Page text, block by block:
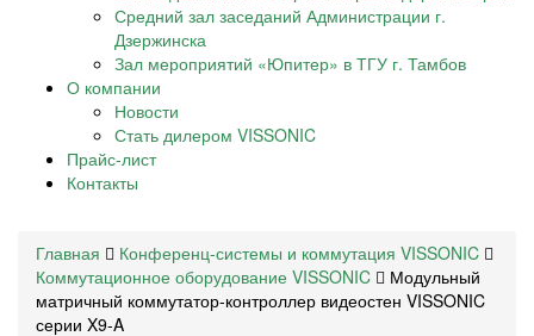
Средний зал заседаний Администрации г.
Дзержинска
Зал мероприятий «Юпитер» в ТГУ г. Тамбов
О компании
Новости
Стать дилером VISSONIC
Прайс-лист
Контакты
Главная
Конференц-системы и коммутация VISSONIC
Коммутационное оборудование VISSONIC
Модульный
матричный коммутатор-контроллер видеостен VISSONIC
серии X9-A